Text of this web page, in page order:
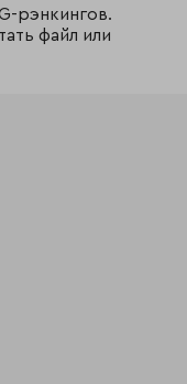
рэнкингов.
файл или